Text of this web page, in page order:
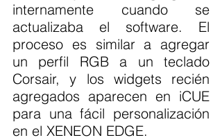
internamente cuando se
actualizaba el software. El
proceso es similar a agregar
un perfil RGB a un teclado
Corsair, y los widgets recién
agregados aparecen en iCUE
para una fácil personalización
en el XENEON EDGE.